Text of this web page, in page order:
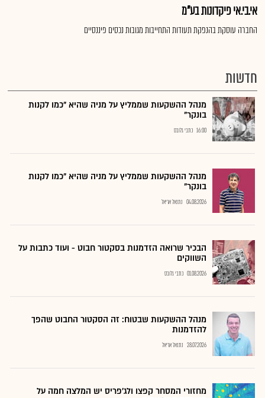
אי.בי.אי פיקדונות בע"מ
החברה עוסקת בהנפקת תעודות התחייבות מגובות נכסים פיננסיים
חדשות
מנהל ההשקעות שממליץ על מניה שהיא "כמו לקנות
בונקר"
16:00 כתבי גלובס
מנהל ההשקעות שממליץ על מניה שהיא "כמו לקנות
בונקר"
04.08.2026 נתנאל אריאל
הבכיר שרואה הזדמנות בסקטור חבוט - ועוד כתבות על
השווקים
01.08.2026 כתבי גלובס
מנהל ההשקעות שבטוח: זה הסקטור החבוט שהפך
להזדמנות
28.07.2026 נתנאל אריאל
מחזורי המסחר קפצו ולג'פריס יש המלצה חמה על